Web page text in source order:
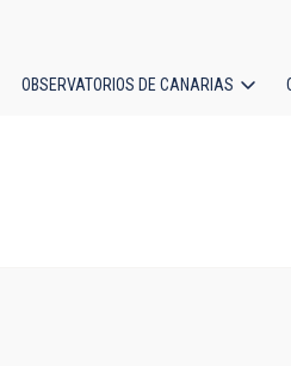
OBSERVATORIOS DE CANARIAS